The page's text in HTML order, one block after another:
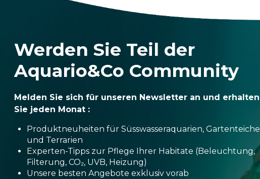
Werden Sie Teil der
Aquario&Co Community
Melden Sie sich für unseren Newsletter an und erhalten
Sie jeden Monat :
Produktneuheiten für Süsswasseraquarien, Gartenteiche
und Terrarien
Experten-Tipps zur Pflege Ihrer Habitate (Beleuchtung,
Filterung, CO₂, UVB, Heizung)
Unsere besten Angebote exklusiv vorab